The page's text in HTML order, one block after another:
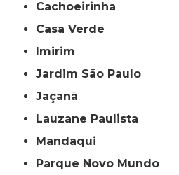
Cachoeirinha
Casa Verde
Imirim
Jardim São Paulo
Jaçanã
Lauzane Paulista
Mandaqui
Parque Novo Mundo